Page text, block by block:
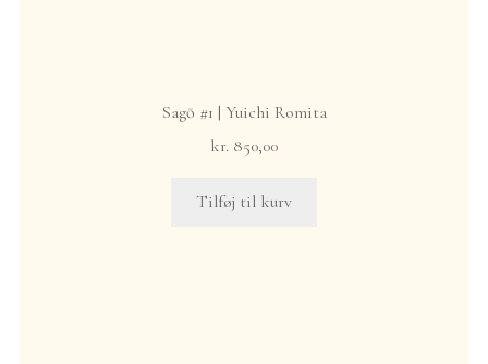
Sagō #1 | Yuichi Romita
kr. 850,00
Tilføj til kurv